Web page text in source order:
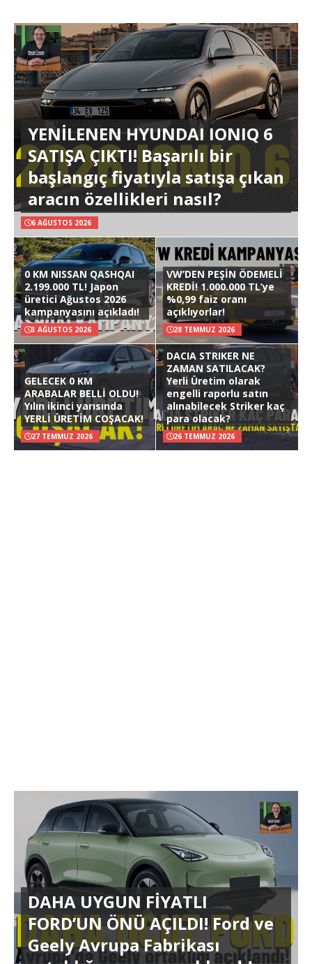
YENİLENEN HYUNDAI IONIQ 6
SATIŞA ÇIKTI! Başarılı bir
başlangıç fiyatıyla satışa çıkan
aracın özellikleri nasıl?
6 AĞUSTOS 2026
0 KM NISSAN QASHQAI
2.199.000 TL! Japon
üretici Ağustos 2026
kampanyasını açıkladı!
3 AĞUSTOS 2026
VW’DEN PEŞİN ÖDEMELİ
KREDİ! 1.000.000 TL’ye
%0,99 faiz oranı
açıklıyorlar!
28 TEMMUZ 2026
GELECEK 0 KM
ARABALAR BELLİ OLDU!
Yılın ikinci yarısında
YERLİ ÜRETİM COŞACAK!
27 TEMMUZ 2026
DACIA STRIKER NE
ZAMAN SATILACAK?
Yerli Üretim olarak
engelli raporlu satın
alınabilecek Striker kaç
para olacak?
26 TEMMUZ 2026
DAHA UYGUN FİYATLI
FORD’UN ÖNÜ AÇILDI! Ford ve
Geely Avrupa Fabrikası